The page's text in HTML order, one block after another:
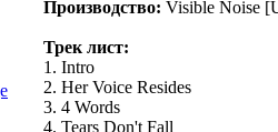
Производство: Visible Noise
Трек лист:
1. Intro
2. Her Voice Resides
3. 4 Words
4. Tears Don't Fall